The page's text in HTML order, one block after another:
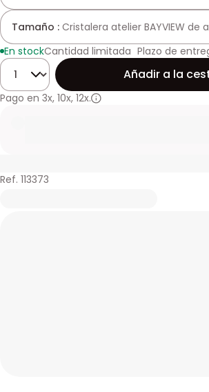
Tamaño : Cristalera atelier BAYVIEW
En stockCantidad limitada Plazo de
Cantidad
Añadir a la
Pago en 3x, 10x, 12x.
Ref. 113373